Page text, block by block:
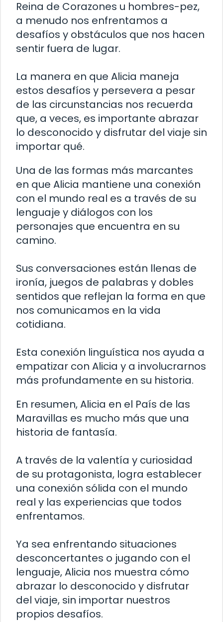
Reina de Corazones u hombres-pez,
a menudo nos enfrentamos a
desafíos y obstáculos que nos hacen
sentir fuera de lugar.
La manera en que Alicia maneja
estos desafíos y persevera a pesar
de las circunstancias nos recuerda
que, a veces, es importante abrazar
lo desconocido y disfrutar del viaje sin
importar qué.
Una de las formas más marcantes
en que Alicia mantiene una conexión
con el mundo real es a través de su
lenguaje y diálogos con los
personajes que encuentra en su
camino.
Sus conversaciones están llenas de
ironía, juegos de palabras y dobles
sentidos que reflejan la forma en que
nos comunicamos en la vida
cotidiana.
Esta conexión linguística nos ayuda a
empatizar con Alicia y a involucrarnos
más profundamente en su historia.
En resumen, Alicia en el País de las
Maravillas es mucho más que una
historia de fantasía.
A través de la valentía y curiosidad
de su protagonista, logra establecer
una conexión sólida con el mundo
real y las experiencias que todos
enfrentamos.
Ya sea enfrentando situaciones
desconcertantes o jugando con el
lenguaje, Alicia nos muestra cómo
abrazar lo desconocido y disfrutar
del viaje, sin importar nuestros
propios desafíos.